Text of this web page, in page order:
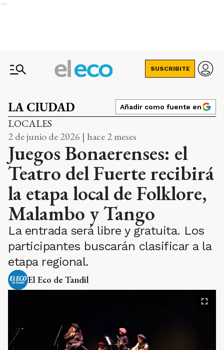
Ads
SUSCRIBITE
LA CIUDAD Añadir como fuente en
LOCALES
2 de junio de 2026 | hace 2 meses
Juegos Bonaerenses: el
Teatro del Fuerte recibirá
la etapa local de Folklore,
Malambo y Tango
La entrada será libre y gratuita. Los
participantes buscarán clasificar a la
etapa regional.
El Eco de Tandil